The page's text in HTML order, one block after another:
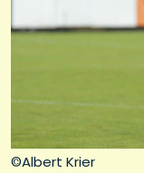
©Albert Krier